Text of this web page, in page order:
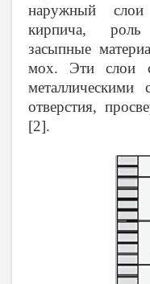
наружный
кирпича, роль
засыпные
мох. Эти слои
металлическими
отверстия,
[2].